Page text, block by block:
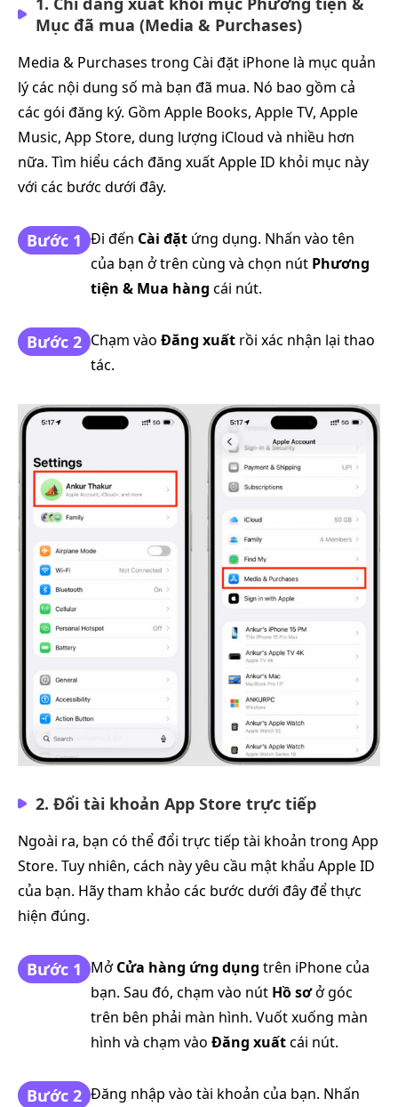
Mục đã mua (Media & Purchases)
Media & Purchases trong Cài đặt iPhone là mục quản
lý các nội dung số mà bạn đã mua. Nó bao gồm cả
các gói đăng ký. Gồm Apple Books, Apple TV, Apple
Music, App Store, dung lượng iCloud và nhiều hơn
nữa. Tìm hiểu cách đăng xuất Apple ID khỏi mục này
với các bước dưới đây.
Bước 1 Đi đến Cài đặt ứng dụng. Nhấn vào tên
của bạn ở trên cùng và chọn nút Phương
tiện & Mua hàng cái nút.
Bước 2 Chạm vào Đăng xuất rồi xác nhận lại thao
tác.
2. Đổi tài khoản App Store trực tiếp
Ngoài ra, bạn có thể đổi trực tiếp tài khoản trong App
Store. Tuy nhiên, cách này yêu cầu mật khẩu Apple ID
của bạn. Hãy tham khảo các bước dưới đây để thực
hiện đúng.
Bước 1 MởCửa hàng ứng dụng trên iPhone của
bạn. Sau đó, chạm vào nút Hồ sơở góc
trên bên phải màn hình. Vuốt xuống màn
hình và chạm vào Đăng xuấtcái nút.
Bước 2 Đăng nhập vào tài khoản của bạn. Nhấn